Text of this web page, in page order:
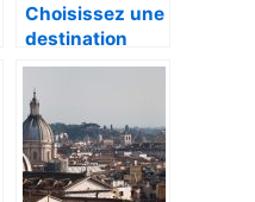
Choisissez une
destination
inédite pour
vos vacances !